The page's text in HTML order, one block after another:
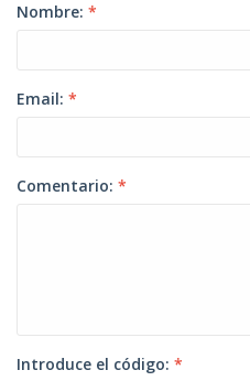
Nombre: *
Email: *
Comentario: *
Introduce el código: *